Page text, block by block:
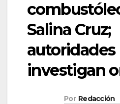
Salina Cruz;
autoridades
investigan
Por Redacción